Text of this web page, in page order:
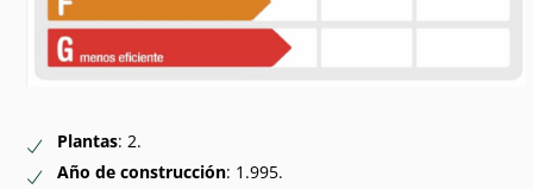
Plantas: 2.
Año de construcción: 1.995.